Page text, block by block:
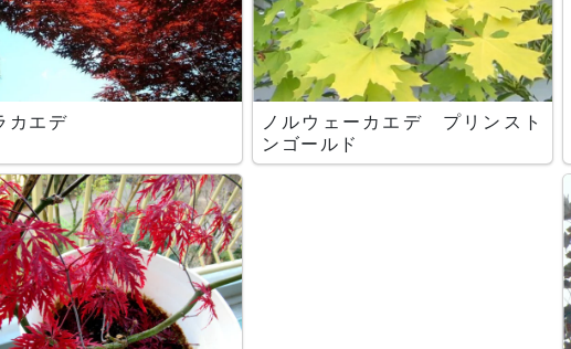
カエデ
ノルウェーカエデ プリンスト
ンゴールド